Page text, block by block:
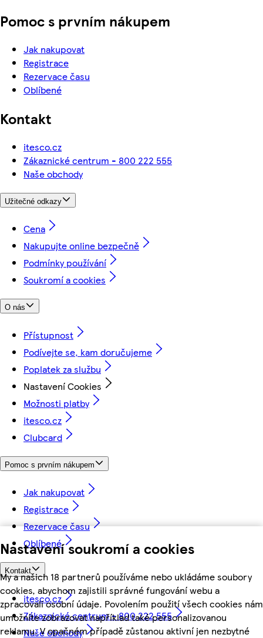
Nastavení soukromí a cookies
My a našich 18 partnerů používáme nebo ukládáme soubory
cookies, abychom zajistili správné fungování webu a
zpracovali osobní údaje. Povolením použití všech cookies nám
umožníte zobrazovat například také personalizovanou
reklamu. V opačném případě zůstanou aktivní jen nezbytné
Pomoc s prvním nákupem
Jak nakupovat
Registrace
Rezervace času
Oblíbené
Kontakt
itesco.cz
Zákaznické centrum - 800 222 555
Naše obchody
Užitečné odkazy
Cena
Nakupujte online bezpečně
Podmínky používání
Soukromí a cookies
O nás
Přístupnost
Podívejte se, kam doručujeme
Poplatek za službu
Nastavení Cookies
Možnosti platby
itesco.cz
Clubcard
Pomoc s prvním nákupem
Jak nakupovat
Registrace
Rezervace času
Oblíbené
Kontakt
itesco.cz
Zákaznické centrum - 800 222 555
Naše obchody